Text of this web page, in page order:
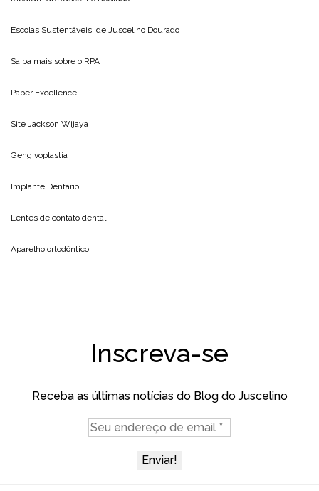
Escolas Sustentáveis, de Juscelino Dourado
Saiba mais sobre o RPA
Paper Excellence
Site Jackson Wijaya
Gengivoplastia
Implante Dentário
Lentes de contato dental
Aparelho ortodôntico
Inscreva-se
Receba as últimas notícias do Blog do Juscelino